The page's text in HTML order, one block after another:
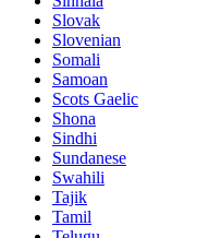
Slovak
Slovenian
Somali
Samoan
Scots Gaelic
Shona
Sindhi
Sundanese
Swahili
Tajik
Tamil